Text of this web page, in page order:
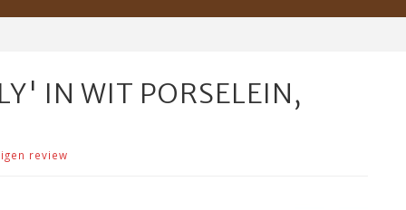
IN WIT PORSELEIN,
review